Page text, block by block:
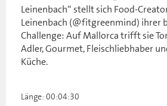
Leinenbach“ stellt sich Food-
Leinenbach (@fitgreenmind) ihrer
Challenge: Auf Mallorca trifft sie
Adler, Gourmet, Fleischliebhaber
Küche.
Länge: 00:04:30